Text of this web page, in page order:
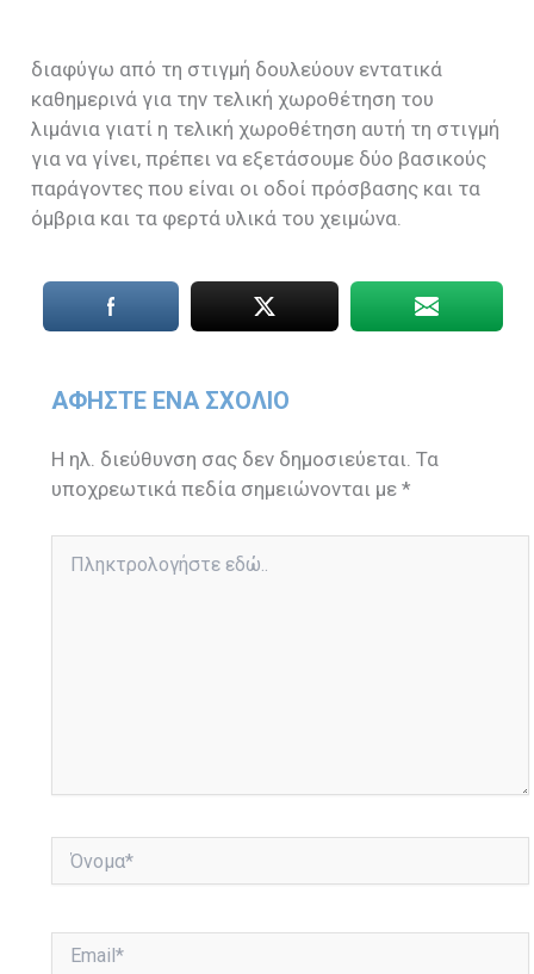
διαφύγω από τη στιγμή δουλεύουν εντατικά
καθημερινά για την τελική χωροθέτηση του
λιμάνια γιατί η τελική χωροθέτηση αυτή τη στιγμή
για να γίνει, πρέπει να εξετάσουμε δύο βασικούς
παράγοντες που είναι οι οδοί πρόσβασης και τα
όμβρια και τα φερτά υλικά του χειμώνα.
ΑΦΉΣΤΕ ΈΝΑ ΣΧΌΛΙΟ
Η ηλ. διεύθυνση σας δεν δημοσιεύεται. Τα
υποχρεωτικά πεδία σημειώνονται με*
εδώ..